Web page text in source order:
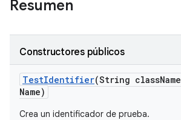
Resumen
Constructores públicos
TestIdentifier(String className
Name)
Crea un identificador de prueba.